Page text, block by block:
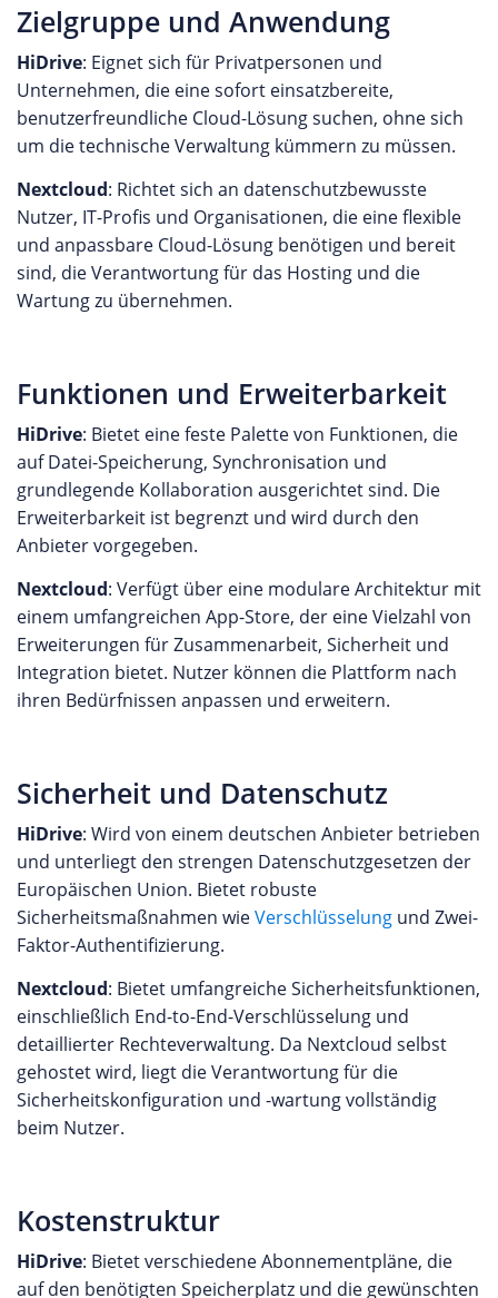
Zielgruppe und Anwendung
HiDrive: Eignet sich für Privatpersonen und
Unternehmen, die eine sofort einsatzbereite,
benutzerfreundliche Cloud-Lösung suchen, ohne sich
um die technische Verwaltung kümmern zu müssen.
Nextcloud: Richtet sich an datenschutzbewusste
Nutzer, IT-Profis und Organisationen, die eine flexible
und anpassbare Cloud-Lösung benötigen und bereit
sind, die Verantwortung für das Hosting und die
Wartung zu übernehmen.
Funktionen und Erweiterbarkeit
HiDrive: Bietet eine feste Palette von Funktionen, die
auf Datei-Speicherung, Synchronisation und
grundlegende Kollaboration ausgerichtet sind. Die
Erweiterbarkeit ist begrenzt und wird durch den
Anbieter vorgegeben.
Nextcloud: Verfügt über eine modulare Architektur mit
einem umfangreichen App-Store, der eine Vielzahl von
Erweiterungen für Zusammenarbeit, Sicherheit und
Integration bietet. Nutzer können die Plattform nach
ihren Bedürfnissen anpassen und erweitern.
Sicherheit und Datenschutz
HiDrive: Wird von einem deutschen Anbieter betrieben
und unterliegt den strengen Datenschutzgesetzen der
Europäischen Union. Bietet robuste
Sicherheitsmaßnahmen wieVerschlüsselung und Zwei-
Faktor-Authentifizierung.
Nextcloud: Bietet umfangreiche Sicherheitsfunktionen,
einschließlich End-to-End-Verschlüsselung und
detaillierter Rechteverwaltung. Da Nextcloud selbst
gehostet wird, liegt die Verantwortung für die
Sicherheitskonfiguration und -wartung vollständig
beim Nutzer.
Kostenstruktur
HiDrive: Bietet verschiedene Abonnementpläne, die
auf den benötigten Speicherplatz und die gewünschten